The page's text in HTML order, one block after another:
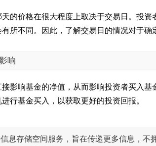
的价格在很大程度上取决于交易日。投
所不同。因此，了解交易日的情况对于确
响
影响基金的净值，从而影响投资者买入
行基金买入，以获取更好的投资回报。
息存储空间服务，旨在传递更多信息，不